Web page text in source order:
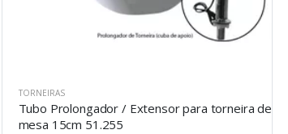
TORNEIRAS
Tubo Prolongador / Extensor para torneira de
mesa 15cm 51.255